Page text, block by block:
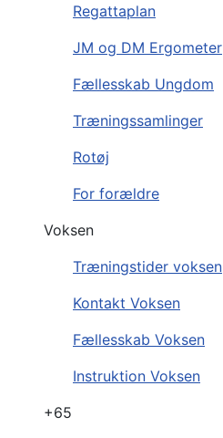
Regattaplan
JM og DM Ergometer
Fællesskab Ungdom
Træningssamlinger
Rotøj
For forældre
Voksen
Træningstider voksen
Kontakt Voksen
Fællesskab Voksen
Instruktion Voksen
+65